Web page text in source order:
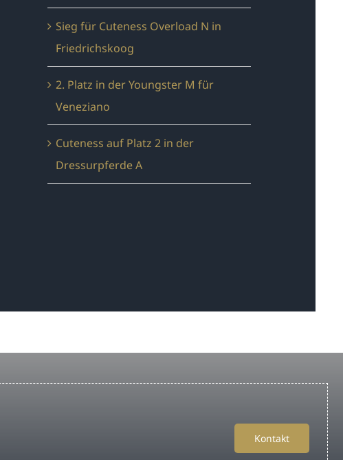
Sieg für Cuteness Overload N in
Friedrichskoog
2. Platz in der Youngster M für
Veneziano
Cuteness auf Platz 2 in der
Dressurpferde A
Kontakt